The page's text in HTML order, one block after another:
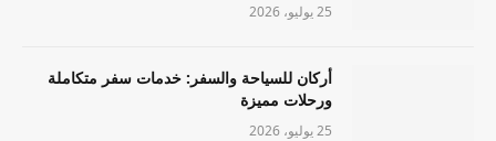
25 يوليو، 2026
أركان للسياحة والسفر: خدمات سفر متكاملة
ورحلات مميزة
25 يوليو، 2026